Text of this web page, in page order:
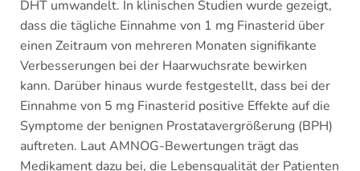
DHT umwandelt. In klinischen Studien wurde gezeigt,
dass die tägliche Einnahme von 1 mg Finasterid über
einen Zeitraum von mehreren Monaten signifikante
Verbesserungen bei der Haarwuchsrate bewirken
kann. Darüber hinaus wurde festgestellt, dass bei der
Einnahme von 5 mg Finasterid positive Effekte auf die
Symptome der benignen Prostatavergrößerung (BPH)
auftreten. Laut AMNOG-Bewertungen trägt das
Medikament dazu bei, die Lebensqualität der Patienten